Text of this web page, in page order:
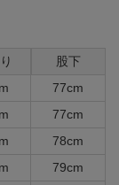
股下
77cm
77cm
78cm
79cm